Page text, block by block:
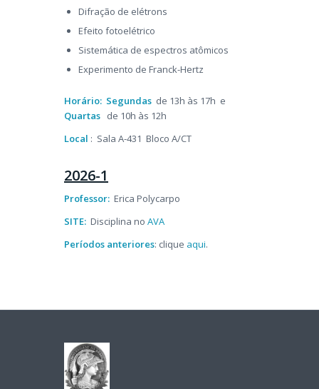
Difração de elétrons
Efeito fotoelétrico
Sistemática de espectros atômicos
Experimento de Franck-Hertz
Horário: Segundas de 13h às 17h e
Quartas de 10h às 12h
Local : Sala A-431 Bloco A/CT
2026-1
Professor: Erica Polycarpo
SITE: Disciplina no AVA
Períodos anteriores: clique aqui.